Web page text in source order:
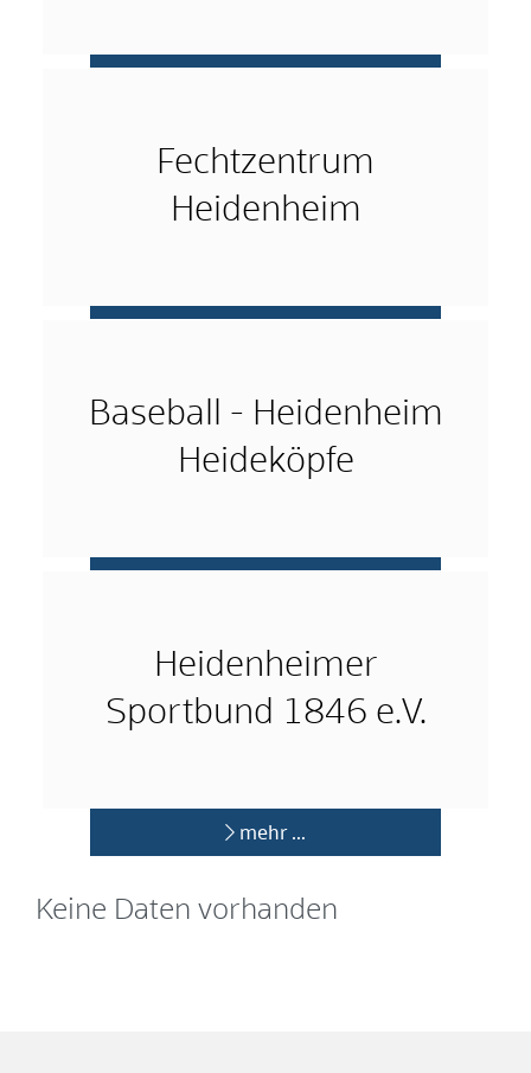
Fechtzentrum
Heidenheim
Baseball - Heidenheim
Heideköpfe
Heidenheimer
Sportbund 1846 e.V.
mehr …
Keine Daten vorhanden